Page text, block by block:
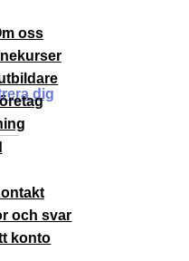
oss
och svar
konto
dig